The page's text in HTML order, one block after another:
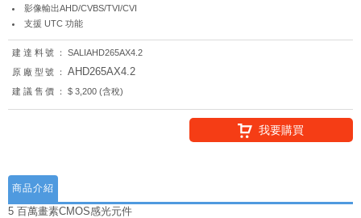
影像輸出AHD/CVBS/TVI/CVI
支援 UTC 功能
建達料號：
SALIAHD265AX4.2
原廠型號：
AHD265AX4.2
建議售價： $ 3,200 (含稅)
我要購買
商品介紹
5 百萬畫素CMOS感光元件